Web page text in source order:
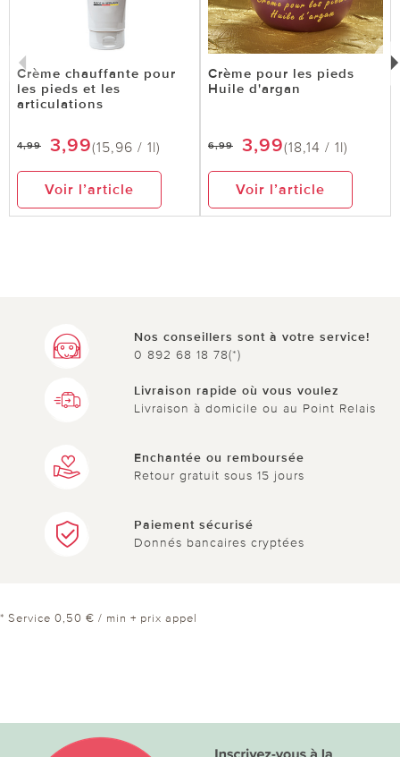
Crème chauffante pour
les pieds et les
articulations
4,99 3,99(15,96 / 1l)
Voir l’article
Crème pour les pieds
Huile d'argan
6,99 3,99(18,14 / 1l)
Voir l’article
Nos conseillers sont à votre service!
0 892 68 18 78(*)
Livraison rapide où vous voulez
Livraison à domicile ou au Point Relais
Enchantée ou remboursée
Retour gratuit sous 15 jours
Paiement sécurisé
Donnés bancaires cryptées
* Service 0,50 € / min + prix appel